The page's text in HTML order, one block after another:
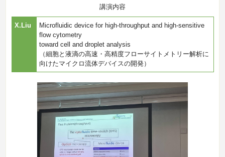
講演内容
X.Liu
Microfluidic device for high-throughput and high-sensitive
flow cytometry
toward cell and droplet analysis
（細胞と液滴の高速・高精度フローサイトメトリー解析に
向けたマイクロ流体デバイスの開発）